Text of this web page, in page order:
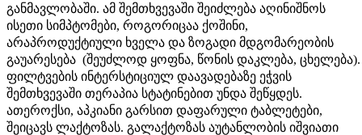
განმავლობაში. ამ შემთხვევაში შეიძლება აღინიშნოს
ისეთი სიმპტომები, როგორიცაა ქოშინი,
არაპროდუქტიული ხველა და ზოგადი მდგომარეობის
გაუარესება (შეუძლოდ ყოფნა, წონის დაკლება, ცხელება).
ფილტვების ინტერსტიციულ დაავადებაზე ეჭვის
შემთხვევაში თერაპია სტატინებით უნდა შეწყდეს.
ათეროქსი, აპკიანი გარსით დაფარული ტაბლეტები,
შეიცავს ლაქტოზას. გალაქტოზას აუტანლობის იშვიათი